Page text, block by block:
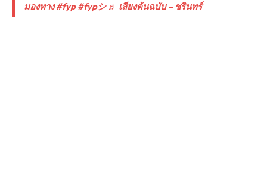
มองทาง #fyp #fypシ ♬ เสียงต้นฉบับ – ชรินทร์